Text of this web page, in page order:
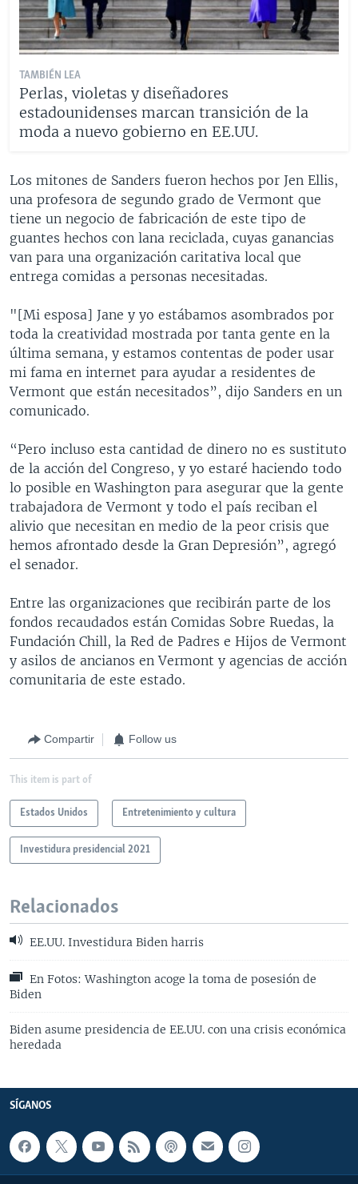
TAMBIÉN LEA
Perlas, violetas y diseñadores
estadounidenses marcan transición de la
moda a nuevo gobierno en EE.UU.
Los mitones de Sanders fueron hechos por Jen Ellis,
una profesora de segundo grado de Vermont que
tiene un negocio de fabricación de este tipo de
guantes hechos con lana reciclada, cuyas ganancias
van para una organización caritativa local que
entrega comidas a personas necesitadas.
"[Mi esposa] Jane y yo estábamos asombrados por
toda la creatividad mostrada por tanta gente en la
última semana, y estamos contentas de poder usar
mi fama en internet para ayudar a residentes de
Vermont que están necesitados”, dijo Sanders en un
comunicado.
“Pero incluso esta cantidad de dinero no es sustituto
de la acción del Congreso, y yo estaré haciendo todo
lo posible en Washington para asegurar que la gente
trabajadora de Vermont y todo el país reciban el
alivio que necesitan en medio de la peor crisis que
hemos afrontado desde la Gran Depresión”, agregó
el senador.
Entre las organizaciones que recibirán parte de los
fondos recaudados están Comidas Sobre Ruedas, la
Fundación Chill, la Red de Padres e Hijos de Vermont
y asilos de ancianos en Vermont y agencias de acción
comunitaria de este estado.
Compartir Follow us
This item is part of
Estados Unidos Entretenimiento y cultura
Investidura presidencial 2021
Relacionados
EE.UU. Investidura Biden harris
En Fotos: Washington acoge la toma de posesión de
Biden
Biden asume presidencia de EE.UU. con una crisis económica
heredada
SÍGANOS